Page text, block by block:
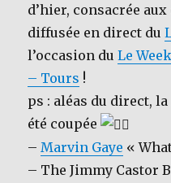
d’hier, consacrée
diffusée en direct du
l’occasion duLe
– Tours !
ps : aléas du direct,
été coupée
–Marvin Gaye «
– The Jimmy Castor